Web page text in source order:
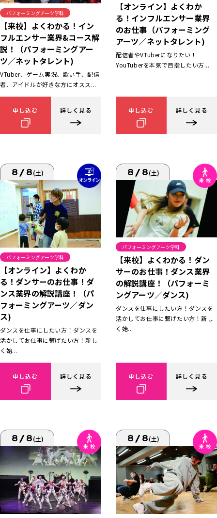
パフォーミングアーツ学科
【来校】よくわかる！イン
フルエンサー業界&コース解
説！（パフォーミングアー
ツ／ネットタレント)
VTuber、ゲーム実況、歌い手、配信
者、アイドルが好きな方にオスス...
申し込む 詳しく見る
【オンライン】よくわか
る！インフルエンサー業界
のお仕事（パフォーミング
アーツ／ネットタレント)
配信者やVTuberになりたい！
YouTuberを本気で目指したい方...
申し込む 詳しく見る
8/8(土)
パフォーミングアーツ学科
【オンライン】よくわか
る！ダンサーのお仕事！ダ
ンス業界の解説講座！（パ
フォーミングアーツ／ダン
ス)
ダンスを仕事にしたい方！ダンスを
活かしてお仕事に繋げたい方！新し
く始...
申し込む 詳しく見る
8/8(土)
パフォーミングアーツ学科
【来校】よくわかる！ダン
サーのお仕事！ダンス業界
の解説講座！（パフォーミ
ングアーツ／ダンス)
ダンスを仕事にしたい方！ダンスを
活かしてお仕事に繋げたい方！新し
く始...
申し込む 詳しく見る
8/8(土) 8/8(土)